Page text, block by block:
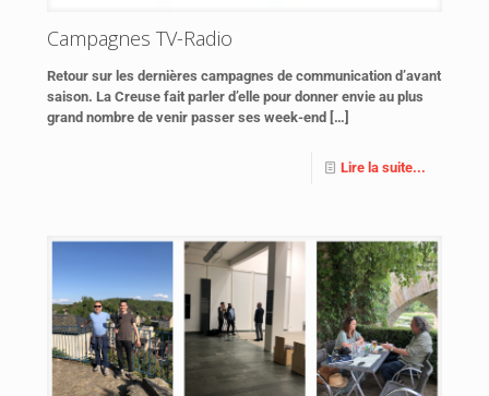
Campagnes TV-Radio
Retour sur les dernières campagnes de communication d’avant
saison. La Creuse fait parler d’elle pour donner envie au plus
grand nombre de venir passer ses week-end […]
Lire la suite...